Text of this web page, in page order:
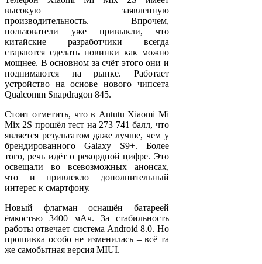
высокую заявленную
производительность. Впрочем,
пользователи уже привыкли, что
китайские разработчики всегда
стараются сделать новинки как можно
мощнее. В основном за счёт этого они и
поднимаются на рынке. Работает
устройство на основе нового чипсета
Qualcomm Snapdragon 845.
Стоит отметить, что в Antutu Xiaomi Mi
Mix 2S прошёл тест на 273 741 балл, что
является результатом даже лучше, чем у
брендированного Galaxy S9+. Более
того, речь идёт о рекордной цифре. Это
освещали во всевозможных анонсах,
что и привлекло дополнительный
интерес к смартфону.
Новый флагман оснащён батареей
ёмкостью 3400 мАч. За стабильность
работы отвечает система Android 8.0. Но
прошивка особо не изменилась – всё та
же самобытная версия MIUI.